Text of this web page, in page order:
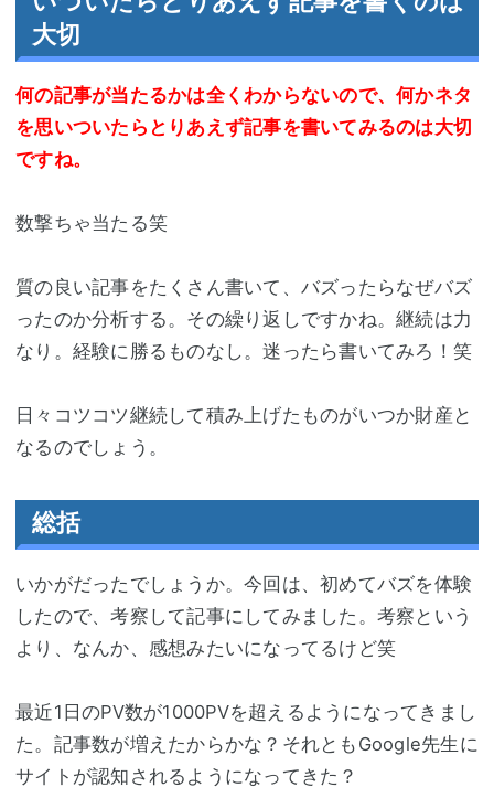
大切
何の記事が当たるかは全くわからないので、何かネタ
を思いついたらとりあえず記事を書いてみるのは大切
ですね。
数撃ちゃ当たる笑
質の良い記事をたくさん書いて、バズったらなぜバズ
ったのか分析する。その繰り返しですかね。継続は力
なり。経験に勝るものなし。迷ったら書いてみろ！笑
日々コツコツ継続して積み上げたものがいつか財産と
なるのでしょう。
総括
いかがだったでしょうか。今回は、初めてバズを体験
したので、考察して記事にしてみました。考察という
より、なんか、感想みたいになってるけど笑
最近1日のPV数が1000PVを超えるようになってきまし
た。記事数が増えたからかな？それともGoogle先生に
サイトが認知されるようになってきた？